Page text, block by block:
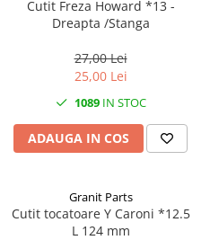
1.5.3. Garnituri
1.5.4. Piese de schimb pentru
1.5.5. Pistoane & camasi piston
1.5.7. Filtre
2.4.3. Prese de Balotat
2.4.4. Combine
2.5.2. Garduri electrice
de transport
Cutit Freza Howard *13 -
Dreapta /Stanga
27,00 Lei
25,00 Lei
1089IN STOC
ADAUGA IN COS
Granit Parts
Cutit tocatoare Y Caroni *12.5
L 124 mm